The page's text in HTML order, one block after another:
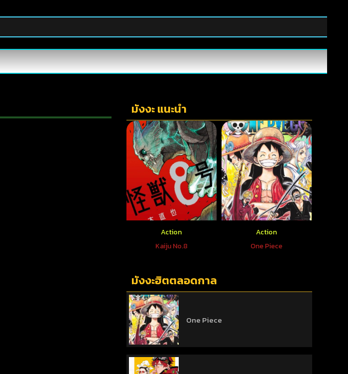
มังงะ แนะนำ
Action
Kaiju No.8
Action
One Piece
มังงะฮิตตลอดกาล
One Piece